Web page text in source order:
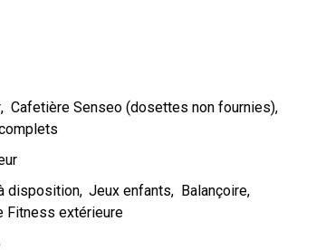
Cafetière Senseo (dosettes non fournies)
disposition Jeux enfants
Balançoire
Fitness extérieure